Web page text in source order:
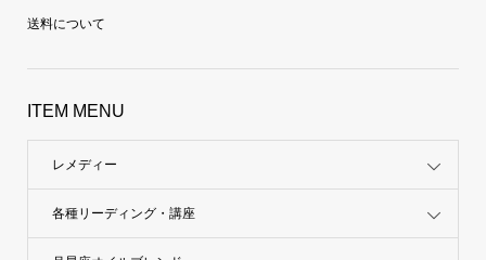
送料について
ITEM MENU
レメディー
各種リーディング・講座